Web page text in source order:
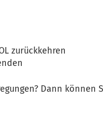
zurückkehren
Dann können